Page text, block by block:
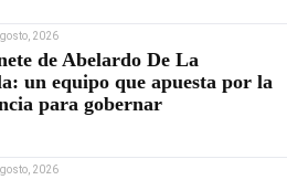
2026
de Abelardo De La
un equipo que apuesta por la
para gobernar
2026